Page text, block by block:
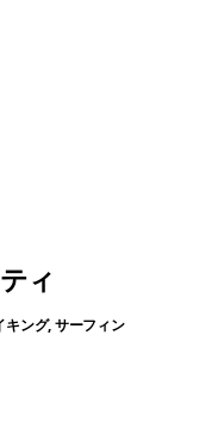
ィ
キング, サーフィン